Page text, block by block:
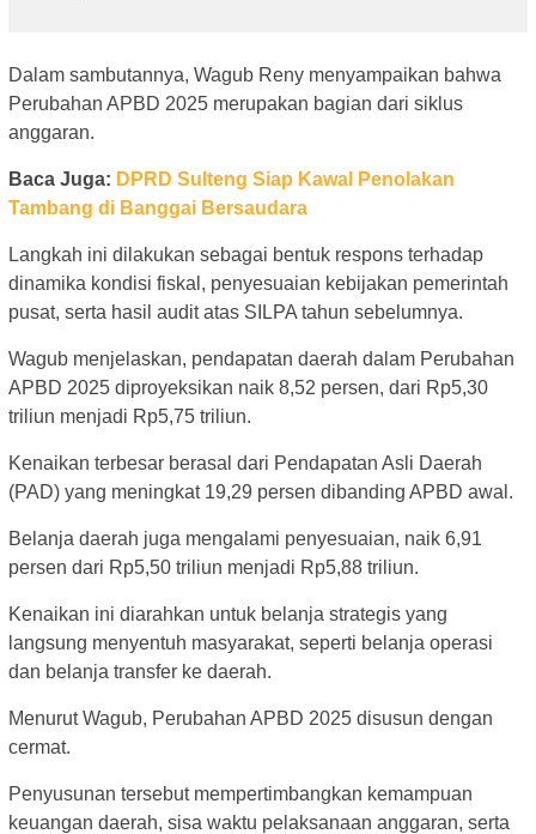
Dalam sambutannya, Wagub Reny menyampaikan bahwa
Perubahan APBD 2025 merupakan bagian dari siklus
anggaran.
Baca Juga: DPRD Sulteng Siap Kawal Penolakan
Tambang di Banggai Bersaudara
Langkah ini dilakukan sebagai bentuk respons terhadap
dinamika kondisi fiskal, penyesuaian kebijakan pemerintah
pusat, serta hasil audit atas SILPA tahun sebelumnya.
Wagub menjelaskan, pendapatan daerah dalam Perubahan
APBD 2025 diproyeksikan naik 8,52 persen, dari Rp5,30
triliun menjadi Rp5,75 triliun.
Kenaikan terbesar berasal dari Pendapatan Asli Daerah
(PAD) yang meningkat 19,29 persen dibanding APBD awal.
Belanja daerah juga mengalami penyesuaian, naik 6,91
persen dari Rp5,50 triliun menjadi Rp5,88 triliun.
Kenaikan ini diarahkan untuk belanja strategis yang
langsung menyentuh masyarakat, seperti belanja operasi
dan belanja transfer ke daerah.
Menurut Wagub, Perubahan APBD 2025 disusun dengan
cermat.
Penyusunan tersebut mempertimbangkan kemampuan
keuangan daerah, sisa waktu pelaksanaan anggaran, serta